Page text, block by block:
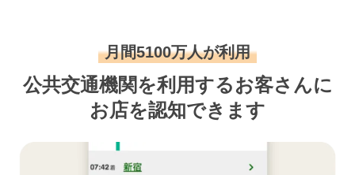
月間5100万人が利用
公共交通機関を利用するお客さんに
お店を認知できます